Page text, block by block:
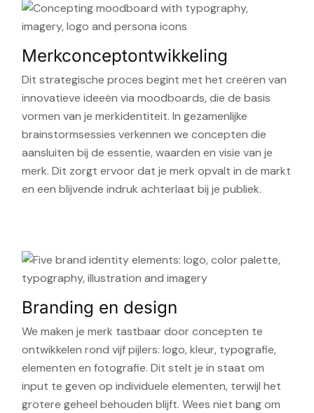
Merkconceptontwikkeling
Dit strategische proces begint met het creëren van
innovatieve ideeën via moodboards, die de basis
vormen van je merkidentiteit. In gezamenlijke
brainstormsessies verkennen we concepten die
aansluiten bij de essentie, waarden en visie van je
merk. Dit zorgt ervoor dat je merk opvalt in de markt
en een blijvende indruk achterlaat bij je publiek.
Branding en design
We maken je merk tastbaar door concepten te
ontwikkelen rond vijf pijlers: logo, kleur, typografie,
elementen en fotografie. Dit stelt je in staat om
input te geven op individuele elementen, terwijl het
grotere geheel behouden blijft. Wees niet bang om